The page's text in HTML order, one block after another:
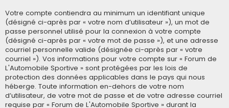
Votre compte contiendra au minimum un identifiant unique
(désigné ci-après par « votre nom d’utilisateur »), un mot de
passe personnel utilisé pour la connexion à votre compte
(désigné ci-après par « votre mot de passe »), et une adresse
courriel personnelle valide (désignée ci-après par « votre
courriel »). Vos informations pour votre compte sur « Forum de
L'Automobile Sportive » sont protégées par les lois de
protection des données applicables dans le pays qui nous
héberge. Toute information en-dehors de votre nom
d’utilisateur, de votre mot de passe et de votre adresse courriel
requise par « Forum de L'Automobile Sportive » durant la